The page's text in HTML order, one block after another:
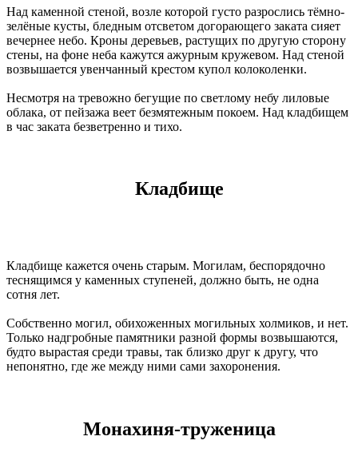
Над каменной стеной, возле которой густо разрослись тёмно-
зелёные кусты, бледным отсветом догорающего заката сияет
вечернее небо. Кроны деревьев, растущих по другую сторону
стены, на фоне неба кажутся ажурным кружевом. Над стеной
возвышается увенчанный крестом купол колоколенки.
Несмотря на тревожно бегущие по светлому небу лиловые
облака, от пейзажа веет безмятежным покоем. Над кладбищем
в час заката безветренно и тихо.
Кладбище
Кладбище кажется очень старым. Могилам, беспорядочно
теснящимся у каменных ступеней, должно быть, не одна
сотня лет.
Собственно могил, обихоженных могильных холмиков, и нет.
Только надгробные памятники разной формы возвышаются,
будто вырастая среди травы, так близко друг к другу, что
непонятно, где же между ними сами захоронения.
Монахиня-труженица